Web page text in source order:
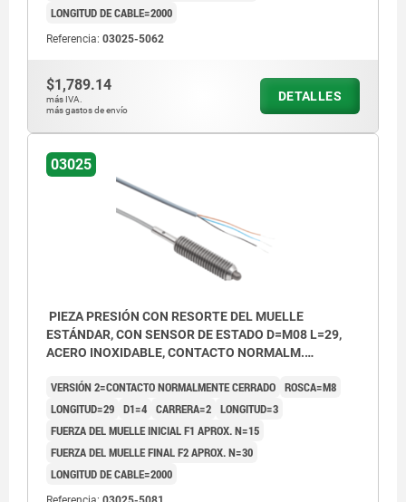
LONGITUD DE CABLE=2000
Referencia: 03025-5062
$1,789.14
más IVA.
más gastos de envío
DETALLES
03025
PIEZA PRESIÓN CON RESORTE DEL MUELLE
ESTÁNDAR, CON SENSOR DE ESTADO D=M08 L=29,
ACERO INOXIDABLE, CONTACTO NORMALM.
VERSIÓN 2=CONTACTO NORMALMENTE CERRADO ROSCA=M8
LONGITUD=29 D1=4 CARRERA=2 LONGITUD=3
FUERZA DEL MUELLE INICIAL F1 APROX. N=15
FUERZA DEL MUELLE FINAL F2 APROX. N=30
LONGITUD DE CABLE=2000